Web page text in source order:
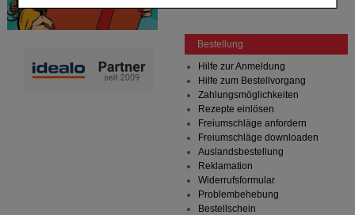
Einkaufserlebnis noch ansprechender zu gestalten,
beispielsweise für die Wiedererkennung des
Besuchers oder unsere Seite an bevorzugte
Verhaltensweisen (z.B. Spracheinstellung)
anzupassen. Komfort-Cookies ermöglichen es uns
auch auf Ihre Bedürfnisse zugeschrittene Inhalte
anzuzeigen und unser Partnerprogramm zu
Hierüber lassen sich
Informationen über die Art und Weise der Nutzung
unserer Website sammeln, mit deren Hilfe wir unsere
Website weiter für Sie optimieren können, den Inhalt
auf unserer Website aber auch die Werbung auf
Drittseiten möglichst relevant für Sie zu gestalten.
Bestellung
Hilfe zur Anmeldung
Hilfe zum Bestellvorgang
Zahlungsmöglichkeiten
Rezepte einlösen
Freiumschläge anfordern
Freiumschläge downloaden
Auslandsbestellung
Reklamation
Widerrufsformular
Problembehebung
Bestellschein